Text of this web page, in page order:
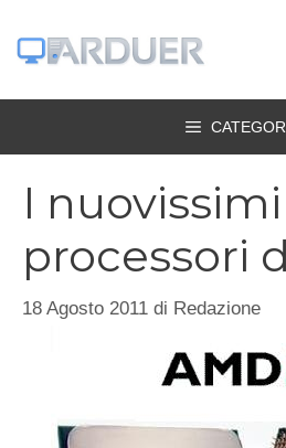
I nuovissimi
processori
18 Agosto 2011 di Redazione